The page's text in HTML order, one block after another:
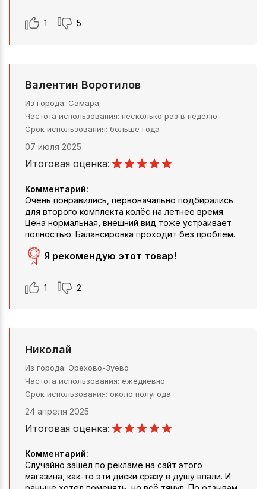
1 5
Валентин Воротилов
Из города Самара
Частота использования несколько раз в неделю
Срок использования больше года
07 июля 2025
Итоговая оценка:
Комментарий:
Очень понравились, первоначально подбирались
для второго комплекта колёс на летнее время.
Цена нормальная, внешний вид тоже устраивает
полностью. Балансировка проходит без проблем.
Я рекомендую этот товар!
1 2
Николай
Из города Орехово-Зуево
Частота использования ежедневно
Срок использования около полугода
24 апреля 2025
Итоговая оценка:
Комментарий:
Случайно зашёл по рекламе на сайт этого
магазина, как-то эти диски сразу в душу впали. И